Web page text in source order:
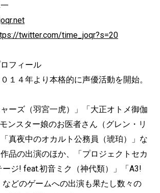
隼一
twitter.com/time_joqr?s=20
フィール
１４年より本格的に声優活動を開始。
ャーズ（羽宮一虎）」「大正オトメ御伽
ンスター娘のお医者さん（グレン・リ
真夜中のオカルト公務員（琥珀）」な
品の出演のほか、「プロジェクトセカ
ージ! feat.初音ミク（神代類）」「A3!
などのゲームへの出演も果たし数々の